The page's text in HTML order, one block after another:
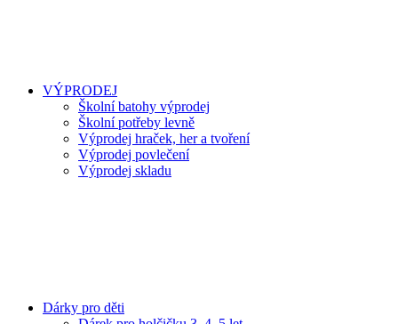
VÝPRODEJ
Školní batohy výprodej
Školní potřeby levně
Výprodej hraček, her a tvoření
Výprodej povlečení
Výprodej skladu
Dárky pro děti